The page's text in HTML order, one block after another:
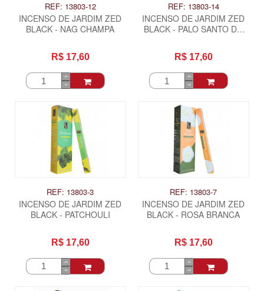
REF: 13803-12
INCENSO DE JARDIM ZED
BLACK - NAG CHAMPA
R$ 17,60
REF: 13803-14
INCENSO DE JARDIM ZED
BLACK - PALO SANTO DO
R$ 17,60
REF: 13803-3
INCENSO DE JARDIM ZED
BLACK - PATCHOULI
R$ 17,60
REF: 13803-7
INCENSO DE JARDIM ZED
BLACK - ROSA BRANCA
R$ 17,60